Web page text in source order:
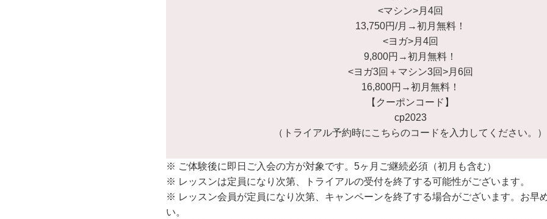
<マシン>月4回
13,750円/月→初月無料！
<ヨガ>月4回
9,800円→初月無料！
<ヨガ3回＋マシン3回>月6回
16,800円→初月無料！
【クーポンコード】
cp2023
（トライアル予約時にこちらのコードを入力してください。）
※ ご体験後に即日ご入会の方が対象です。5ヶ月ご継続必須（初月も含む）
※ レッスンは定員になり次第、トライアルの受付を終了する可能性がございます。
※ レッスン会員が定員になり次第、キャンペーンを終了する場合がございます。お早
い。